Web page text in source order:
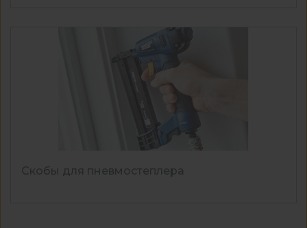
Скобы для пневмостеплера